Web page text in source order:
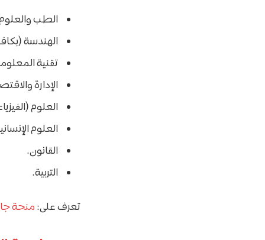
الطب
الهندسة
تقنية
الإدارة
العلوم
العلوم
القانون.
التربية.
تعرف على: منحة